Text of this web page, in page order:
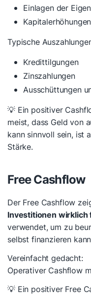
Einlagen der
Kapitalerhöhungen
Typische
Kredittilgungen
Zinszahlungen
Ausschüttungen
💡 Ein positiver
meist, dass Geld von
kann sinnvoll sein, ist
Stärke.
Free Cashflow
Der Free Cashflow
Investitionen
verwendet, um zu
selbst finanzieren
Vereinfacht gedacht:
Operativer Cashflow
💡 Ein positiver Free